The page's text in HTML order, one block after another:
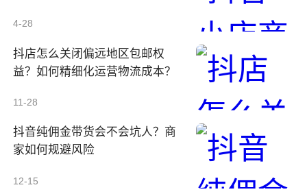
4-28
抖店怎么关闭偏远地区包邮权
益？如何精细化运营物流成本？
11-28
抖音纯佣金带货会不会坑人？商
家如何规避风险
12-15